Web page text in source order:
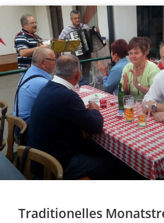
Traditionelles